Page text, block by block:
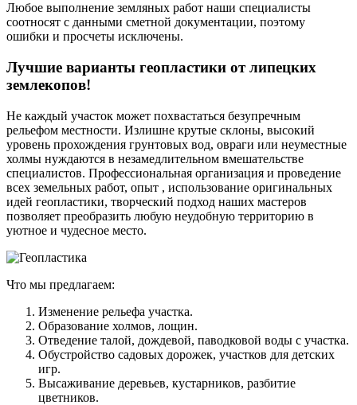
Любое выполнение земляных работ наши специалисты
соотносят с данными сметной документации, поэтому
ошибки и просчеты исключены.
Лучшие варианты геопластики от липецких
землекопов!
Не каждый участок может похвастаться безупречным
рельефом местности. Излишне крутые склоны, высокий
уровень прохождения грунтовых вод, овраги или неуместные
холмы нуждаются в незамедлительном вмешательстве
специалистов. Профессиональная организация и проведение
всех земельных работ, опыт , использование оригинальных
идей геопластики, творческий подход наших мастеров
позволяет преобразить любую неудобную территорию в
уютное и чудесное место.
Что мы предлагаем:
Изменение рельефа участка.
Образование холмов, лощин.
Отведение талой, дождевой, паводковой воды с участка.
Обустройство садовых дорожек, участков для детских
игр.
Высаживание деревьев, кустарников, разбитие
цветников.